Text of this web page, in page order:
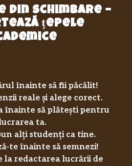
din schimbare –
țepele
înainte să fii păcălit!
reale și alege corect.
înainte să plătești pentru
ta.
alți studenți ca tine.
te înainte să semnezi!
la redactarea lucrării de